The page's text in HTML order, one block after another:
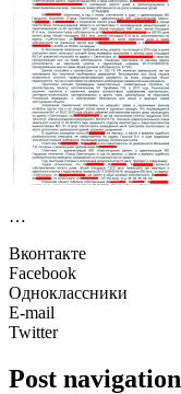
…
Вконтакте
Facebook
Одноклассники
E-mail
Twitter
Post navigation